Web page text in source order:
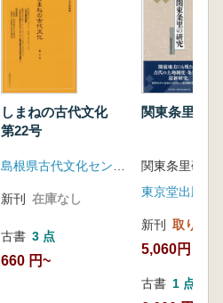
しまねの古代文化
第22号
新刊 在庫なし
古書 3 点
660 円~
関東条里の
関東条里研究
東京堂出版
新刊 取り寄せ
5,060円
古書 1 点